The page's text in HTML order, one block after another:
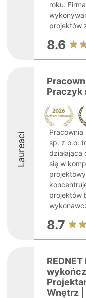
roku.
projektów
8.6
Laureaci
Praczyk
Pracownia
sp. z o.o.
działająca
się w
projektów
8.7
Wnętrz |